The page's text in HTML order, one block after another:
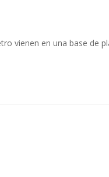
vienen en una base de